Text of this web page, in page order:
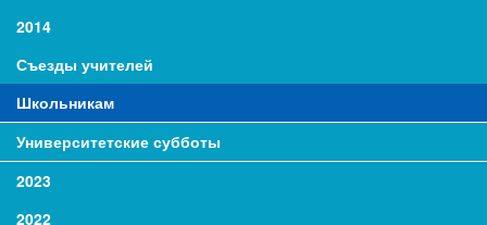
2014
Съезды учителей
Школьникам
Университетские субботы
2023
2022